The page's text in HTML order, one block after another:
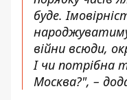
буде.
війни всюди,
І чи потрібна
Москва?", –